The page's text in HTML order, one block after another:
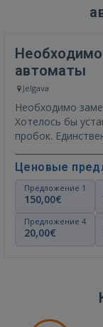
автоматы
Jelgava
Необходимо
Хотелось бы
пробок.
Ценовые
Предложение 1
150,00€
Предложение 4
20,00€